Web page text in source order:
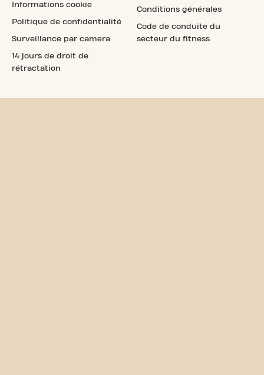
Informations cookie
Politique de confidentialité
Surveillance par camera
14 jours de droit de
rétractation
Conditions générales
Code de conduite du
secteur du fitness